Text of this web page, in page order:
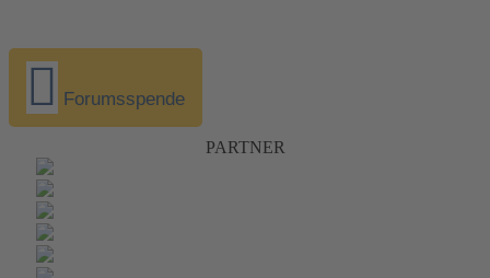
Forumsspende
PARTNER